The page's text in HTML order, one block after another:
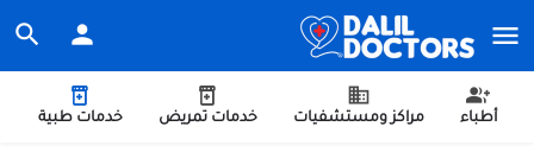
أطباء مراكز ومستشفيات خدمات تمريض خدمات طبية